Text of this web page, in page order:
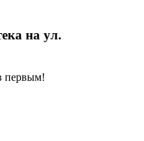
на ул.
первым!